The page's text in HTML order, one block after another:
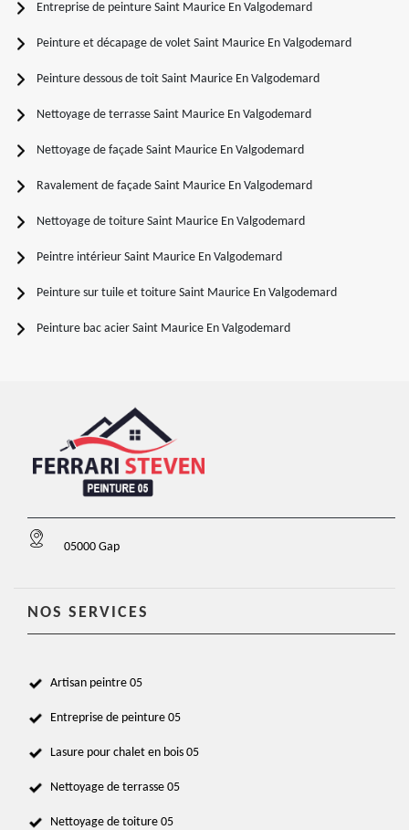
Entreprise de peinture Saint Maurice En Valgodemard
Peinture et décapage de volet Saint Maurice En Valgodemard
Peinture dessous de toit Saint Maurice En Valgodemard
Nettoyage de terrasse Saint Maurice En Valgodemard
Nettoyage de façade Saint Maurice En Valgodemard
Ravalement de façade Saint Maurice En Valgodemard
Nettoyage de toiture Saint Maurice En Valgodemard
Peintre intérieur Saint Maurice En Valgodemard
Peinture sur tuile et toiture Saint Maurice En Valgodemard
Peinture bac acier Saint Maurice En Valgodemard
05000 Gap
NOS SERVICES
Artisan peintre 05
Entreprise de peinture 05
Lasure pour chalet en bois 05
Nettoyage de terrasse 05
Nettoyage de toiture 05